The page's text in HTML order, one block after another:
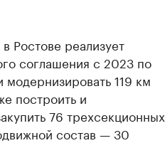
Ростове реализует
соглашения с 2023 по
119 км
построить и
76 трехсекционных
состав — 30